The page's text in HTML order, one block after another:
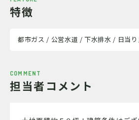
特徴
都市ガス / 公営水道 / 下水排水 / 日当り
COMMENT
担当者コメント